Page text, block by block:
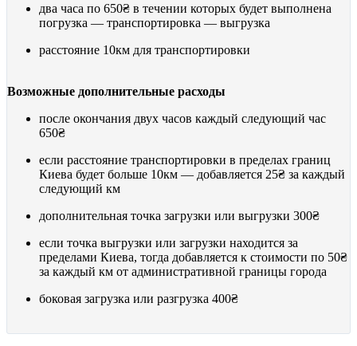
два часа по 650₴ в течении которых будет выполнена
погрузка — транспортировка — выгрузка
расстояние 10км для транспортировки
Возможные дополнительные расходы
после окончания двух часов каждый следующий час
650₴
если расстояние транспортировки в пределах границ
Киева будет больше 10км — добавляется 25₴ за каждый
следующий км
дополнительная точка загрузки или выгрузки 300₴
если точка выгрузки или загрузки находится за
пределами Киева, тогда добавляется к стоимости по 50₴
за каждый км от административной границы города
боковая загрузка или разгрузка 400₴